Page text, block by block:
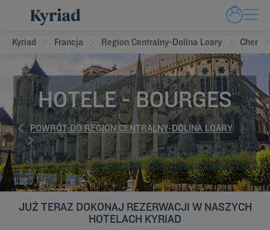
Kyriad Francja Region Centralny-Dolina Loary Cher
HOTELE - BOURGES
POWRÓT DO REGION CENTRALNY-DOLINA LOARY
JUŻ TERAZ DOKONAJ REZERWACJI W NASZYCH
HOTELACH KYRIAD